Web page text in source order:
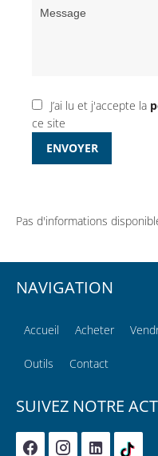
J’ai lu et j'accepte la
ce site
ENVOYER
Pas d'informations
NAVIGATION
Accueil Acheter
Outils Contact
SUIVEZ NOTRE